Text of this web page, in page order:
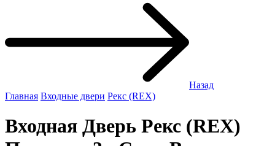
Назад
Главная Входные двери Рекс (REX)
Входная Дверь Рекс (REX)